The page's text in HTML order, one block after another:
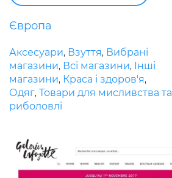
Європа
Аксесуари, Взуття, Вибрані
магазини, Всі магазини, Інші
магазини, Краса і здоров'я,
Одяг, Товари для мисливства та
риболовлі